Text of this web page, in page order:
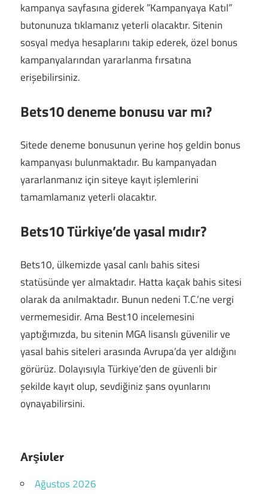
kampanya sayfasına giderek ”Kampanyaya Katıl”
butonunuza tıklamanız yeterli olacaktır. Sitenin
sosyal medya hesaplarını takip ederek, özel bonus
kampanyalarından yararlanma fırsatına
erişebilirsiniz.
Bets10 deneme bonusu var mı?
Sitede deneme bonusunun yerine hoş geldin bonus
kampanyası bulunmaktadır. Bu kampanyadan
yararlanmanız için siteye kayıt işlemlerini
tamamlamanız yeterli olacaktır.
Bets10 Türkiye’de yasal mıdır?
Bets10, ülkemizde yasal canlı bahis sitesi
statüsünde yer almaktadır. Hatta kaçak bahis sitesi
olarak da anılmaktadır. Bunun nedeni T.C.’ne vergi
vermemesidir. Ama Best10 incelemesini
yaptığımızda, bu sitenin MGA lisanslı güvenilir ve
yasal bahis siteleri arasında Avrupa’da yer aldığını
görürüz. Dolayısıyla Türkiye’den de güvenli bir
şekilde kayıt olup, sevdiğiniz şans oyunlarını
oynayabilirsini.
Arşivler
Ağustos 2026